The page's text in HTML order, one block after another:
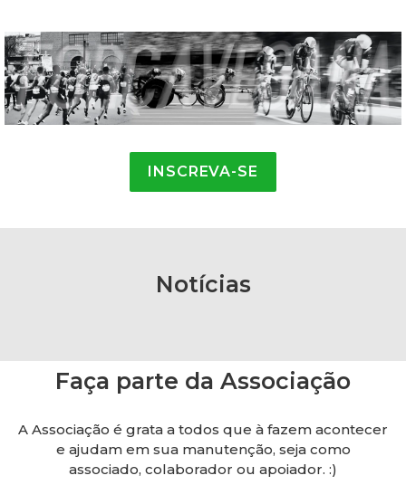
INSCREVA-SE
Notícias
Faça parte da Associação
A Associação é grata a todos que à fazem acontecer
e ajudam em sua manutenção, seja como
associado, colaborador ou apoiador. :)